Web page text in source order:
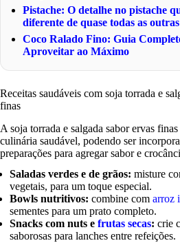
Pistache: O detalhe no pistache
diferente de quase todas as
Coco Ralado Fino: Guia
Aproveitar ao Máximo
Receitas saudáveis com soja torrada e
finas
A soja torrada e salgada sabor ervas
culinária saudável, podendo ser
preparações para agregar sabor e
Saladas verdes e de grãos: misture
vegetais, para um toque especial.
Bowls nutritivos: combine comarroz
sementes para um prato completo.
Snacks com nuts efrutas secas: crie
saborosas para lanches entre refeições.